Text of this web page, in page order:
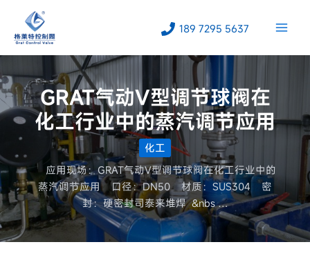
容
189 7295 5637
GRAT气动V型调节球阀在
化工行业中的蒸汽调节应用
化工
应用现场：GRAT气动V型调节球阀在化工行业中的
蒸汽调节应用 口径：DN50 材质：SUS304 密
封：硬密封司泰来堆焊 &nbs …